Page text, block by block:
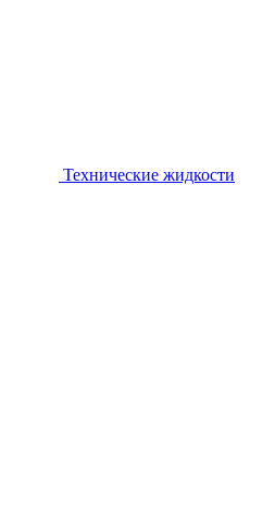
Технические жидкости